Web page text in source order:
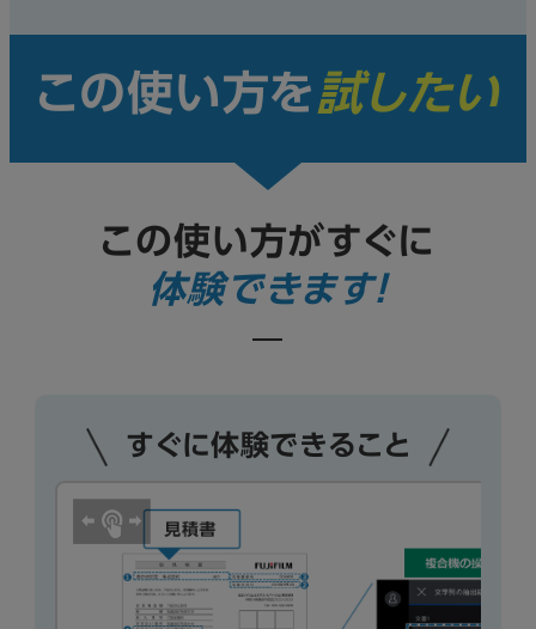
この使い方を試したい
この使い方がすぐに
体験できます！
すぐに体験できること